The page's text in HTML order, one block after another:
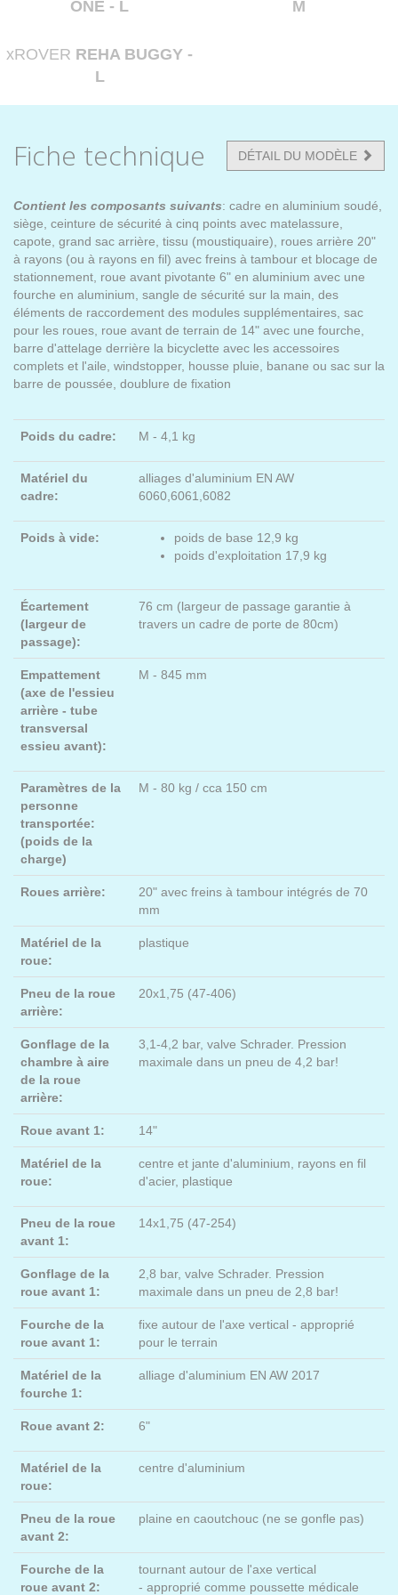
ONE - L
M
xROVER REHA BUGGY -
L
DÉTAIL DU MODÈLE
Fiche technique
Contient les composants suivants: cadre en aluminium soudé,
siège, ceinture de sécurité à cinq points avec matelassure,
capote, grand sac arrière, tissu (moustiquaire), roues arrière 20"
à rayons (ou à rayons en fil) avec freins à tambour et blocage de
stationnement, roue avant pivotante 6" en aluminium avec une
fourche en aluminium, sangle de sécurité sur la main, des
éléments de raccordement des modules supplémentaires, sac
pour les roues, roue avant de terrain de 14" avec une fourche,
barre d'attelage derrière la bicyclette avec les accessoires
complets et l'aile, windstopper, housse pluie, banane ou sac sur la
barre de poussée, doublure de fixation
Poids du cadre: M - 4,1 kg
Matériel du
cadre:
alliages d'aluminium EN AW
6060,6061,6082
Poids à vide:
poids de base 12,9 kg
​poids d'exploitation 17,9 kg
Écartement
(largeur de
passage):
76 cm (largeur de passage garantie à
travers un cadre de porte de 80cm)
Empattement
(axe de l'essieu
arrière - tube
transversal
essieu avant):
M - 845 mm
Paramètres de la
personne
transportée:
(poids de la
charge)
M - 80 kg / cca 150 cm
Roues arrière:
20" avec freins à tambour intégrés de 70
mm
Matériel de la
roue:
plastique
Pneu de la roue
arrière:
20x1,75 (47-406)
Gonflage de la
chambre à aire
de la roue
arrière:
3,1-4,2 bar, valve Schrader. Pression
maximale dans un pneu de 4,2 bar!
Roue avant 1: 14"
Matériel de la
roue:
centre et jante d'aluminium, rayons en fil
d'acier, plastique
Pneu de la roue
avant 1:
14x1,75 (47-254)
Gonflage de la
roue avant 1:
2,8 bar, valve Schrader. Pression
maximale dans un pneu de 2,8 bar!
Fourche de la
roue avant 1:
fixe autour de l'axe vertical - approprié
pour le terrain
Matériel de la
fourche 1:
alliage d'aluminium EN AW 2017
Roue avant 2: 6"
Matériel de la
roue:
centre d'aluminium
Pneu de la roue
avant 2:
plaine en caoutchouc (ne se gonfle pas)
Fourche de la
roue avant 2:
tournant autour de l'axe vertical
- approprié comme poussette médicale